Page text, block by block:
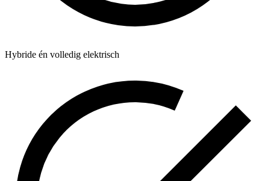
Hybride én volledig elektrisch